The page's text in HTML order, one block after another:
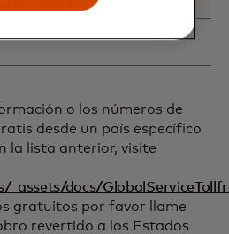
o los números de
desde un país específico
la lista anterior, visite
_assets/docs/
gratuitos por favor llame
revertido a los Estados